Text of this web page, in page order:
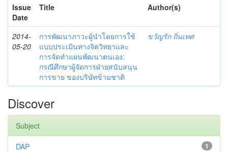
Issue
Date
Title Author(s)
2014-
05-20
การพัฒนาภาวะผู้นำโดยการใช้
แบบประเมินทางจิตวิทยาและ
การจัดทำแผนพัฒนาตนเอง:
กรณีศึกษาผู้จัดการฝ่ายสนับสนุน
การขาย ของบริษัทข้ามชาติ
ขวัญรัก ถิ่นเทศ
Discover
Subject
1
DAP